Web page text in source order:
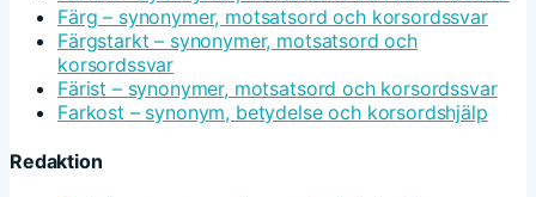
Färg – synonymer, motsatsord och korsordssvar
Färgstarkt – synonymer, motsatsord och
korsordssvar
Färist – synonymer, motsatsord och korsordssvar
Farkost – synonym, betydelse och korsordshjälp
Redaktion